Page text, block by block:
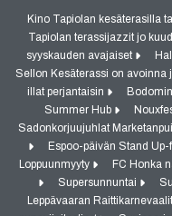
Kino Tapiolan kesäterasilla
Tapiolan terassijazzit jo
syyskauden avajaiset
Sellon Kesäterassi on avoinna
illat perjantaisin
Summer Hub
Sadonkorjuujuhlat
Espoo-päivän Stand Up-
Loppuunmyyty
FC Honka
Supersunnuntai
Leppävaaran